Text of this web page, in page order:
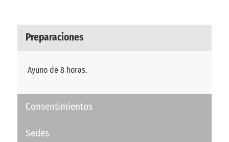
Preparaciones
Ayuno de 8 horas.
Consentimientos
Sedes